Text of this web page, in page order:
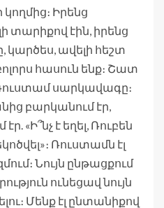
Իրենց
տարիքով էին, իրենց
կարծես, ավելի հեշտ
հասուն ենք։ Շատ
սարկավագը։
բարկանում էր,
«Ի՞նչ է եղել, Ռուբեն
Ռուստամն էլ
Նույն ընթացքում
ունեցավ նույն
Մենք էլ ընտանիքով